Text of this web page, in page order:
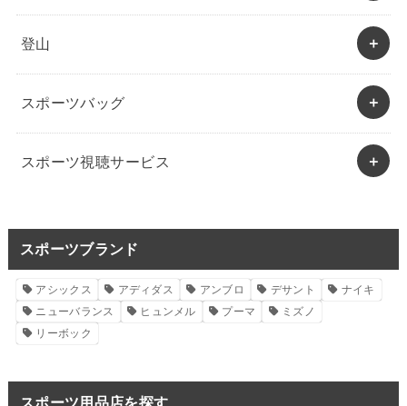
登山
スポーツバッグ
スポーツ視聴サービス
スポーツブランド
アシックス アディダス アンブロ デサント
ナイキ
ニューバランス
ヒュンメル プーマ
ミズノ
リーボック
スポーツ用品店を探す